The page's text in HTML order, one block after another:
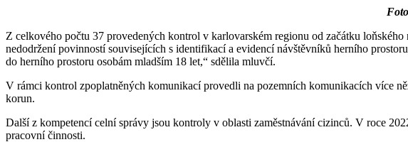
Z celkového počtu 37 provedených kontrol v karlovarském regionu od začátku
nedodržení povinností souvisejících s identifikací a evidencí návštěvníků herního
do herního prostoru osobám mladším 18 let,“ sdělila mluvčí.
V rámci kontrol zpoplatněných komunikací provedli na pozemních komunikacích více
korun.
Další z kompetencí celní správy jsou kontroly v oblasti zaměstnávání cizinců. V roce
pracovní činnosti.